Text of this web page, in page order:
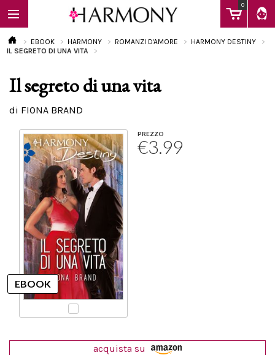
0
EBOOK
Calendario
EBOOK HARMONY ROMANZI D'AMORE
HARMONY DESTINY
IL SEGRETO DI UNA VITA
Il segreto di una vita
di FIONA BRAND
PREZZO
€3.99
acquista su